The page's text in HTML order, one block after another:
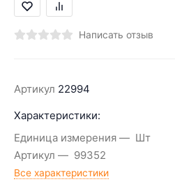
Написать отзыв
Артикул 22994
Характеристики:
Единица измерения
Шт
Артикул
99352
Все характеристики